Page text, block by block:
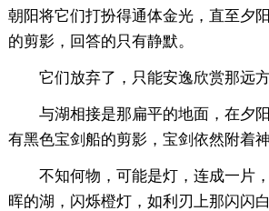
朝阳将它们打扮得通体金光，直至夕
的剪影，回答的只有静默。
它们放弃了，只能安逸欣赏那远方
与湖相接是那扁平的地面，在夕阳
有黑色宝剑船的剪影，宝剑依然附着神
不知何物，可能是灯，连成一片，
晖的湖，闪烁橙灯，如利刃上那闪闪